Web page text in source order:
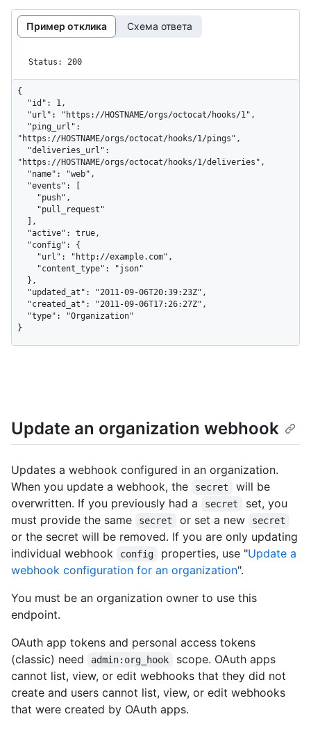
Пример отклика Схема ответа
Status: 200
{
"https://HOSTNAME/orgs/octocat/hooks/1/pings",
"https://HOSTNAME/orgs/octocat/hooks/1/deliveries",
}
Update an organization webhook
Updates a webhook configured in an organization.
When you update a webhook, the
secret
will be
overwritten. If you previously had a
secret
set, you
must provide the same
secret or set a new secret
or the secret will be removed. If you are only updating
individual webhook
config properties, use "Update a
webhook configuration for an organization".
You must be an organization owner to use this
endpoint.
OAuth app tokens and personal access tokens
(classic) need
admin:org_hook
scope. OAuth apps
cannot list, view, or edit webhooks that they did not
create and users cannot list, view, or edit webhooks
that were created by OAuth apps.